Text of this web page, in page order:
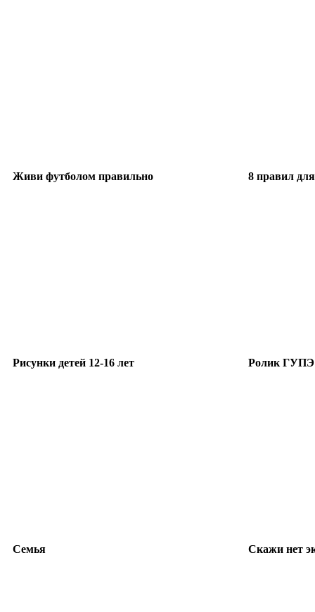
Живи футболом правильно 8 правил
Рисунки детей 12-16 лет Ролик ГУПЭ
Семья Скажи нет